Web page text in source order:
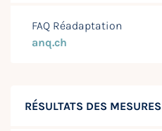
RÉSULTATS DES MESURES
FAQ Réadaptation
anq.ch